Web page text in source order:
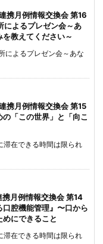
月例情報交換会 第16
よるプレゼン会～あ
教えてください～
よるプレゼン会～あな
月例情報交換会 第15
「この世界」と「向こ
滞在できる時間は限られ
月例情報交換会 第14
腔機能管理』〜口から
にできること
滞在できる時間は限られ